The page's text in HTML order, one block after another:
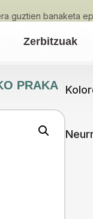
guztien banaketa
Zerbitzuak
PRAKA